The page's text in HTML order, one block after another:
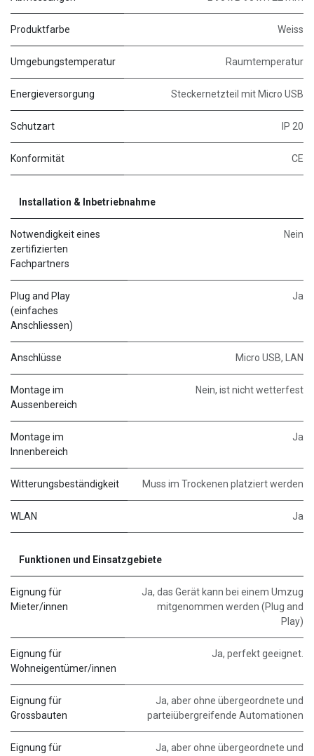
Produktfarbe Weiss
Umgebungstemperatur Raumtemperatur
Energieversorgung Steckernetzteil mit Micro USB
Schutzart IP 20
Konformität CE
Installation & Inbetriebnahme
Notwendigkeit eines
zertifizierten
Fachpartners
Nein
Plug and Play
(einfaches
Anschliessen)
Ja
Anschlüsse Micro USB, LAN
Montage im
Aussenbereich
Nein, ist nicht wetterfest
Montage im
Innenbereich
Ja
Witterungsbeständigkeit Muss im Trockenen platziert werden
WLAN Ja
Funktionen und Einsatzgebiete
Eignung für
Mieter/innen
Ja, das Gerät kann bei einem Umzug
mitgenommen werden (Plug and
Play)
Eignung für
Wohneigentümer/innen
Ja, perfekt geeignet.
Eignung für
Grossbauten
Ja, aber ohne übergeordnete und
parteiübergreifende Automationen
Eignung für
Ja, aber ohne übergeordnete und